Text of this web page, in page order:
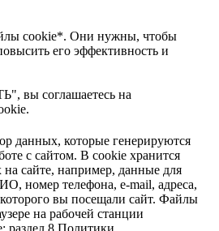
cookie*. Они нужны, чтобы
его эффективность и
вы соглашаетесь на
данных, которые генерируются
с сайтом. В cookie хранится
сайте, например, данные для
номер телефона, e-mail, адреса,
вы посещали сайт. Файлы
на рабочей станции
раздел 8 Политики